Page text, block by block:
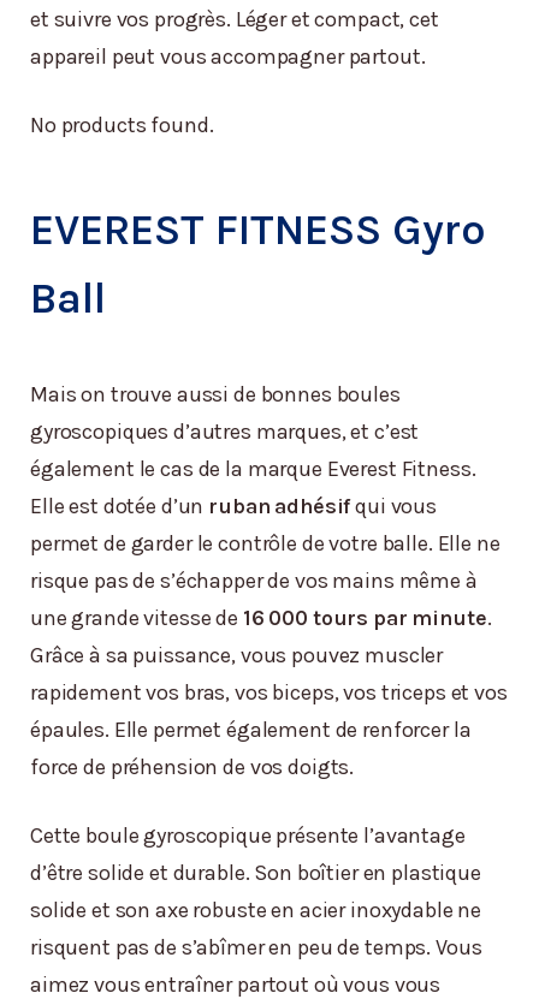
et suivre vos progrès. Léger et compact, cet
appareil peut vous accompagner partout.
No products found.
EVEREST FITNESS Gyro
Ball
Mais on trouve aussi de bonnes boules
gyroscopiques d’autres marques, et c’est
également le cas de la marque Everest Fitness.
Elle est dotée d’un ruban adhésifqui vous
permet de garder le contrôle de votre balle. Elle ne
risque pas de s’échapper de vos mains même à
une grande vitesse de 16 000 tours par minute.
Grâce à sa puissance, vous pouvez muscler
rapidement vos bras, vos biceps, vos triceps et vos
épaules. Elle permet également de renforcer la
force de préhension de vos doigts.
Cette boule gyroscopique présente l’avantage
d’être solide et durable. Son boîtier en plastique
solide et son axe robuste en acier inoxydable ne
risquent pas de s’abîmer en peu de temps. Vous
aimez vous entraîner partout où vous vous